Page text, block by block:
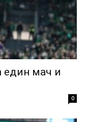
един мач и
0